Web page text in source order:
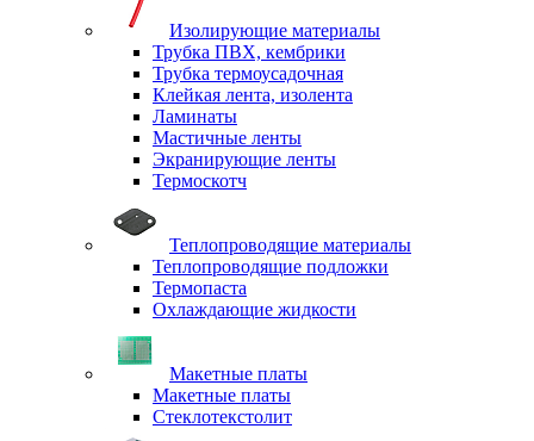
Изолирующие материалы
Трубка ПВХ, кембрики
Трубка термоусадочная
Клейкая лента, изолента
Ламинаты
Мастичные ленты
Экранирующие ленты
Термоскотч
Теплопроводящие материалы
Теплопроводящие подложки
Термопаста
Охлаждающие жидкости
Макетные платы
Макетные платы
Стеклотекстолит